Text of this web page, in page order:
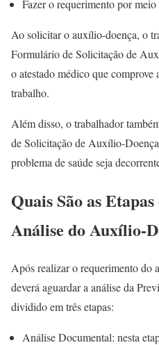
Fazer o requerimento por
Ao solicitar o auxílio-doença, o
Formulário de Solicitação de
o atestado médico que comprove
trabalho.
Além disso, o trabalhador
de Solicitação de Auxílio-
problema de saúde seja
Quais São as
Análise do Auxílio-
Após realizar o requerimento do
deverá aguardar a análise da
dividido em três etapas:
Análise Documental: nesta